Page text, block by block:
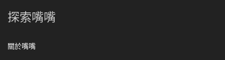
探索嘴嘴
關於嘴嘴